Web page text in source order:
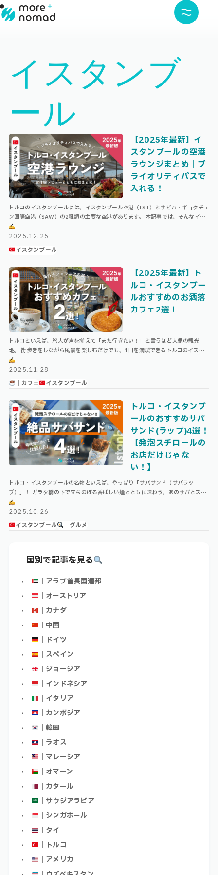
イスタンブ
ール
【2025年最新】イ
スタンブールの空港
ラウンジまとめ｜プ
ライオリティパスで
入れる！
トルコのイスタンブールには、イスタンブール空港（IST）とサビハ・ギョクチェ
ン国際空港（SAW）の2種類の主要な空港があります。 本記事では、そんなイス
タンブールの2種類の空港の、それぞれ3つずつのラウンジについて徹底解 …
2025.12.25
イスタンブール
【2025年最新】ト
ルコ・イスタンブー
ルおすすめのお洒落
カフェ2選！
トルコといえば、旅人が声を揃えて「また行きたい！」と言うほど人気の観光
地。 街歩きをしながら風景を楽しむだけでも、1日を満喫できるトルコのイスタ
ンブールですが、絶対に行ってほしいおすすめのカフェもいくつか存在します！
今 …
2025.11.28
｜カフェ
イスタンブール
トルコ・イスタンブ
ールのおすすめサバ
サンド(ラップ)4選！
【発泡スチロールの
お店だけじゃな
い！】
トルコ・イスタンブールの名物といえば、やっぱり「サバサンド（サバラッ
プ）」！ ガラタ橋の下で立ちのぼる香ばしい煙とともに味わう、あのサバとスパ
イスの香り…！旅人の記憶に深く刻まれる、絶品グルメです。 しかし実は、発泡
スチ …
2025.10.26
イスタンブール
｜グルメ
国別で記事を見る
｜アラブ首長国連邦
｜オーストリア
｜カナダ
｜中国
｜ドイツ
｜スペイン
｜ジョージア
｜インドネシア
｜イタリア
｜カンボジア
｜韓国
｜ラオス
｜マレーシア
｜オマーン
｜カタール
｜サウジアラビア
｜シンガポール
｜タイ
｜トルコ
｜アメリカ